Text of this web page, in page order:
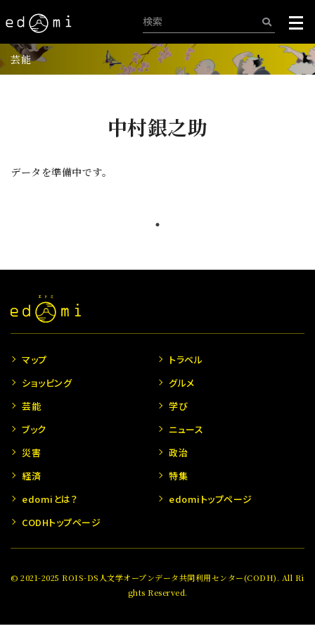
芸能
中村銀之助
データを準備中です。
マップ
トラベル
ショッピング
グルメ
芸能
学び
ブック
ニュース
災害
政治
経済
特集
edomiとは？
edomiトップページ
CODHトップページ
© 2021-2025 ROIS-DS人文学オープンデータ共同利用センター(CODH). All Ri
ghts Reserved.